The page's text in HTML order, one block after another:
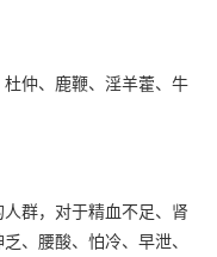
仲、鹿鞭、淫羊藿、牛
群，对于精血不足、肾
、腰酸、怕冷、早泄、